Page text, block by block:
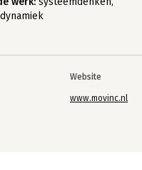
Website
www.movinc.nl